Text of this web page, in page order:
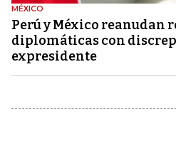
MÉXICO
Perú y México reanudan
diplomáticas con
expresidente